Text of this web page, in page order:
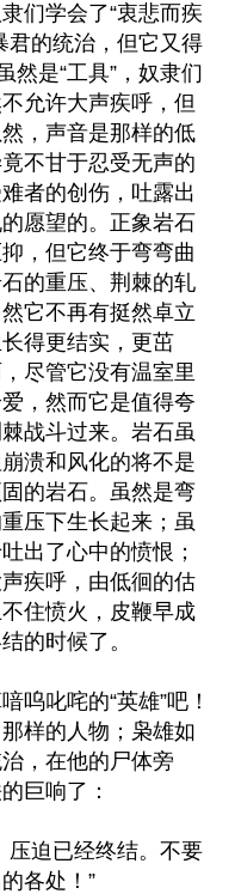
们学会了“衷悲而疾
君的统治，但它又得
然是“工具”，奴隶们
允许大声疾呼，但
，声音是那样的低
不甘于忍受无声的
者的创伤，吐露出
愿望的。正象岩石
，但它终于弯弯曲
的重压、荆棘的轧
它不再有挺然卓立
得更结实，更茁
尽管它没有温室里
，然而它是值得夸
战斗过来。岩石虽
溃和风化的将不是
的岩石。虽然是弯
压下生长起来；虽
出了心中的愤恨；
疾呼，由低徊的估
住愤火，皮鞭早成
的时候了。
呜叱咤的“英雄”吧！
样的人物；枭雄如
，在他的尸体旁
巨响了：
压迫已经终结。不要
各处！”